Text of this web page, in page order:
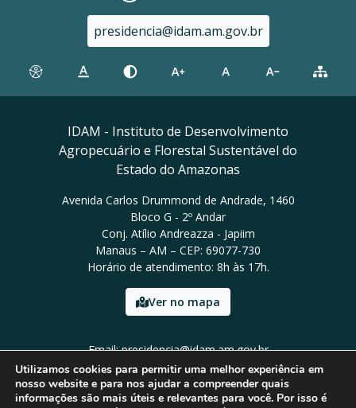
presidencia@idam.am.gov.br
IDAM - Instituto de Desenvolvimento
Agropecuário e Florestal Sustentável do
Estado do Amazonas
Avenida Carlos Drummond de Andrade, 1460
Bloco G - 2º Andar
Conj. Atílio Andreazza - Japiim
Manaus – AM – CEP: 69077-730
Horário de atendimento: 8h às 17h.
Ver no mapa
Email: presidencia@idam.am.gov.br
Tel: (92) 98452-9911
Utilizamos cookies para permitir uma melhor experiência em
nosso website e para nos ajudar a compreender quais
informações são mais úteis e relevantes para você. Por isso é